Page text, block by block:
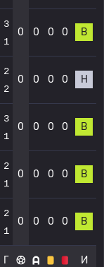
3
1
0 0 0 0 В
2
2
0 0 0 0 Н
3
1
0 0 0 0 В
2
1
0 0 0 0 В
2
1
0 0 0 0 В
Г И